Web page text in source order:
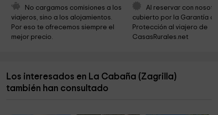
Recinto Ferial ~ Parque Niceto Alcalá-Zamora
Parque Ciudad de los Niños
Complejo Bujío Del Toro 4,7 km
Parque - Circuito Mountain Bike
No cargamos comisiones a los
viajeros, sino a los alojamientos.
Por eso te ofrecemos siempre el
mejor precio.
Al reservar con
cubierto por la Garantía
Protección al viajero de
CasasRurales.net
Los interesados en La Cabaña (Zagrilla)
también han consultado